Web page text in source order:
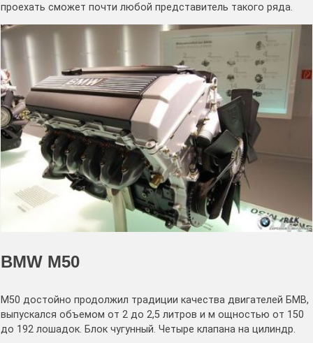
проехать сможет почти любой представитель такого ряда.
BMW M50
М50 достойно продолжил традиции качества двигателей БМВ,
выпускался объемом от 2 до 2,5 литров и м ощностью от 150
до 192 лошадок. Блок чугунный. Четыре клапана на цилиндр.